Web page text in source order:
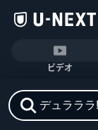
ビデオ